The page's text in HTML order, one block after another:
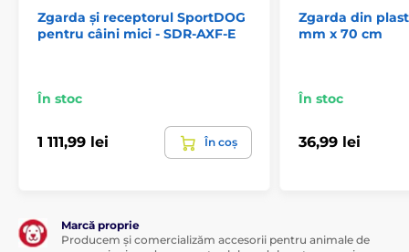
Zgarda și receptorul SportDOG
pentru câini mici - SDR-AXF-E
În stoc
1 111,99 lei În coș
Zgarda din
mm x 70 cm
În stoc
36,99 lei
Marcă proprie
Producem și comercializăm accesorii pentru animale de